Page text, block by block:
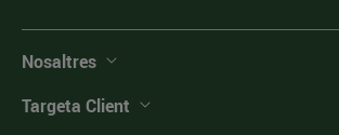
Nosaltres
Targeta Client